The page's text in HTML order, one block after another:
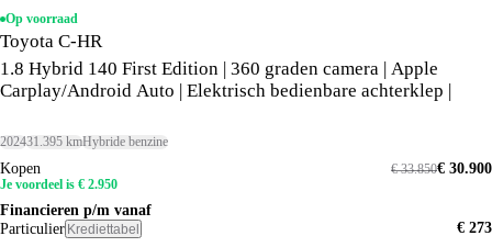
Op voorraad
Toyota C-HR
1.8 Hybrid 140 First Edition | 360 graden camera | Apple
Carplay/Android Auto | Elektrisch bedienbare achterklep |
202431.395 kmHybride benzine
Kopen € 30.900
€ 33.850
Je voordeel is € 2.950
Financieren p/m vanaf
Particulier Krediettabel
€ 273